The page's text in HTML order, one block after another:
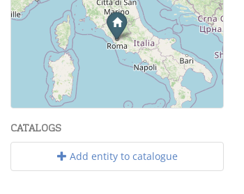
−
Leaflet | Maps and Data ©OpenStreetMap
CATALOGS
Add entity to catalogue